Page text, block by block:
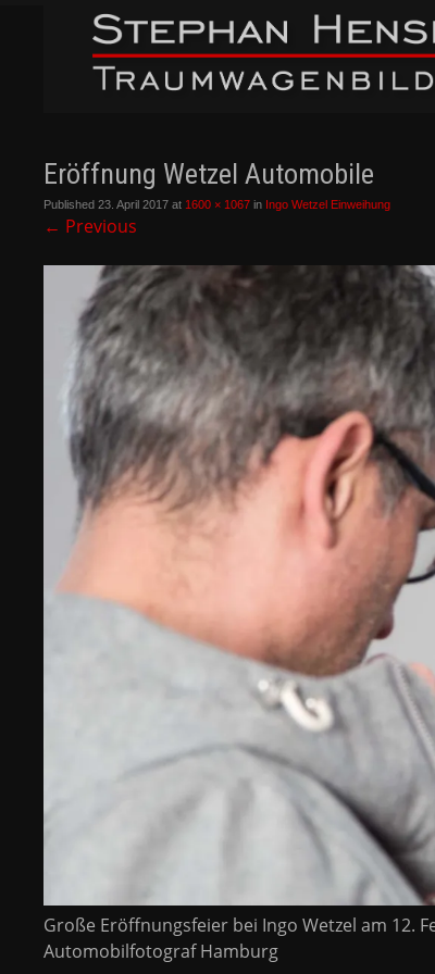
Eröffnung Wetzel Automobile
Published23. April 2017 at 1600 × 1067 in Ingo Wetzel Einweihung
← Previous
Große Eröffnungsfeier bei Ingo Wetzel am 12.
Automobilfotograf Hamburg